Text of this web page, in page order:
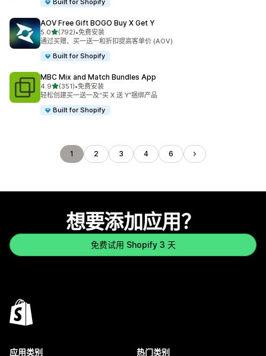
Built for Shopify
AOV Free Gift BOGO Buy X Get Y
5.0星（满分 5 星）
(792)
总共 792 条评论
•免费安装
通过买赠、买一送一和折扣提高客单价 (AOV)
Built for Shopify
MBC Mix and Match Bundles App
4.9星（满分 5 星）
(351)
总共 351 条评论
•免费安装
轻松创建买一送一及“买 X 送 Y”捆绑产品
Built for Shopify
1 2 3 4 6
想要添加应用？
免费试用 Shopify 3 天
应用类别 热门类别